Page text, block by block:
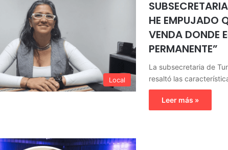
Local
HE EMPUJADO
VENDA DONDE
PERMANENTE”
La subsecretaria de
resaltó las
Leer más »